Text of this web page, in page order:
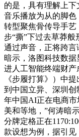
的是，具有理解上
音乐播放为从的脚色
转型聚焦骨传导手艺
步“撕”下过去草莽
通过声音，正将跨言
暗示，洛图科技数
进人工智能终端财
《步履打算》）中
到中国立异、深圳创
年中国AI正在电商市
美和等地，”何涛暗
分牌定格正在
款设想为例，据引见